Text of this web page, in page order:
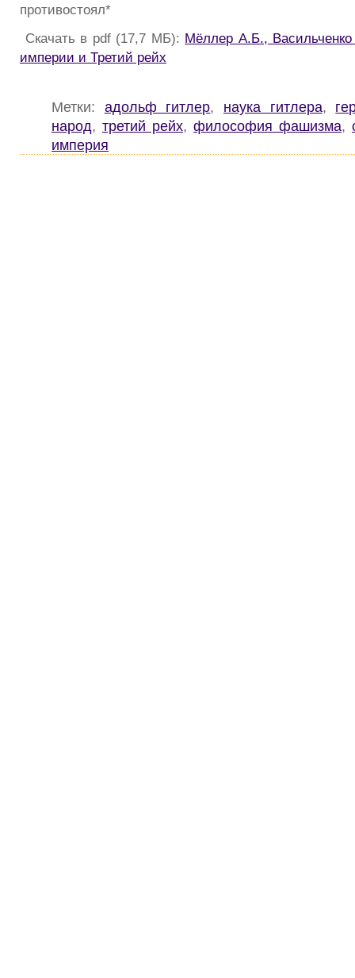
противостоял*
Скачать в pdf (17,7 МБ): Мёллер А.Б.,
империи и Третий рейх
Метки: адольф гитлер, наука гитлера,
народ, третий рейх, философия фашизма,
империя